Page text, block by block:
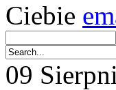
Ciebie
09